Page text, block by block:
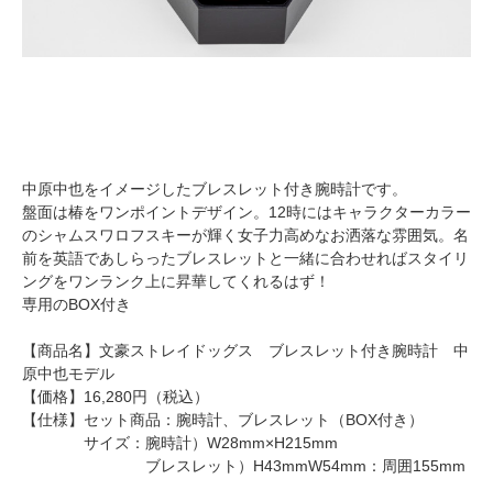
中原中也をイメージしたブレスレット付き腕時計です。
盤面は椿をワンポイントデザイン。12時にはキャラクターカラー
のシャムスワロフスキーが輝く女子力高めなお洒落な雰囲気。名
前を英語であしらったブレスレットと一緒に合わせればスタイリ
ングをワンランク上に昇華してくれるはず！
専用のBOX付き
【商品名】文豪ストレイドッグス ブレスレット付き腕時計 中
原中也モデル
【価格】16,280円（税込）
【仕様】セット商品：腕時計、ブレスレット（BOX付き）
サイズ：腕時計）W28mm×H215mm
ブレスレット）H43mmW54mm：周囲155mm